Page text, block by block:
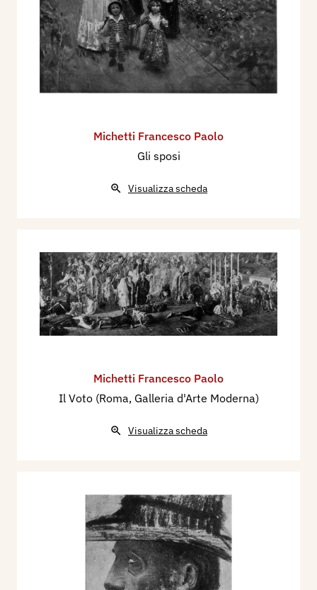
Michetti Francesco Paolo
Gli sposi
Visualizza scheda
Michetti Francesco Paolo
Il Voto (Roma, Galleria d'Arte Moderna)
Visualizza scheda